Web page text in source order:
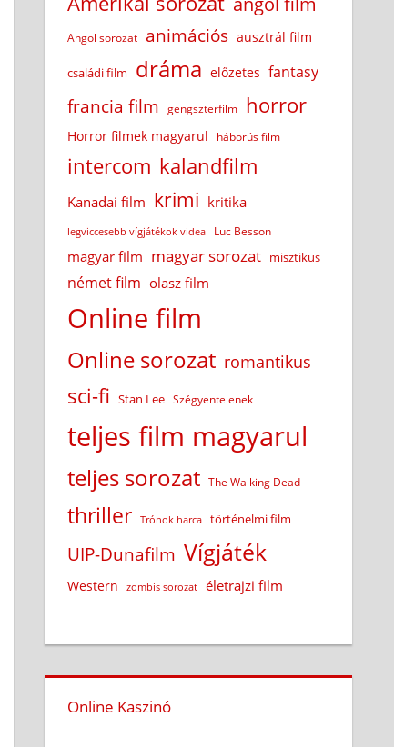
Angol sorozat animációs ausztrál film
családi film dráma előzetes fantasy
francia film gengszterfilm horror
Horror filmek magyarul háborús film
intercom kalandfilm
Kanadai film krimi kritika
legviccesebb vígjátékok videa Luc Besson
magyar film magyar sorozat misztikus
német film olasz film
Online film
Online sorozat romantikus
sci-fi Stan Lee Szégyentelenek
teljes film magyarul
teljes sorozat The Walking Dead
thriller Trónok harca történelmi film
UIP-Dunafilm Vígjáték
Western zombis sorozat életrajzi film
Online Kaszinó